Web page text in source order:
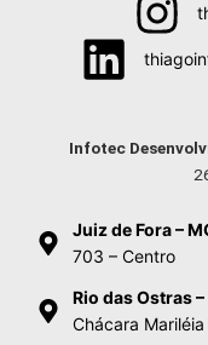
Infotec
Juiz de Fora –
703 – Centro
Rio das Ostras –
Chácara Mariléia